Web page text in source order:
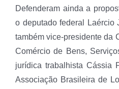
Defenderam ainda a
o deputado federal Laércio
também vice-presidente da
Comércio de Bens,
jurídica trabalhista Cássia
Associação Brasileira de